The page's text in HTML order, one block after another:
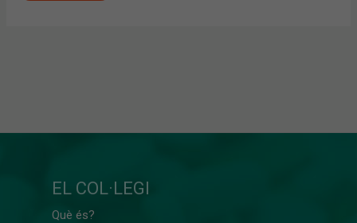
EL COL·LEGI
Què és?